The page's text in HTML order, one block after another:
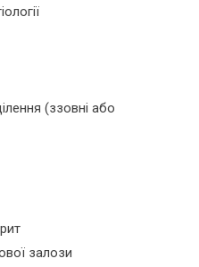
(ззовні або
залози